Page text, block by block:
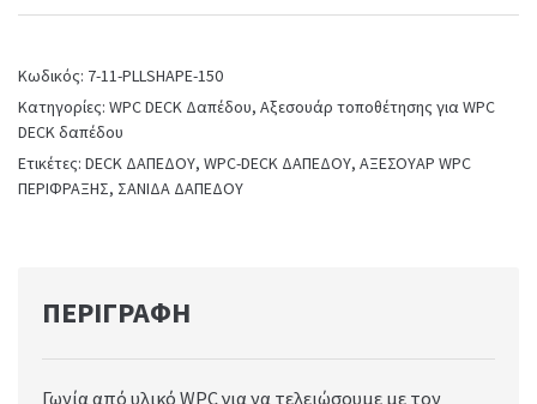
Κωδικός: 7-11-PLLSHAPE-150
Κατηγορίες: WPC DECK Δαπέδου, Αξεσουάρ τοποθέτησης για WPC
DECK δαπέδου
Ετικέτες: DECK ΔΑΠΕΔΟΥ, WPC-DECK ΔΑΠΕΔΟΥ, ΑΞΕΣΟΥΑΡ WPC
ΠΕΡΙΦΡΑΞΗΣ, ΣΑΝΙΔΑ ΔΑΠΕΔΟΥ
ΠΕΡΙΓΡΑΦΉ
Γωνία από υλικό WPC για να τελειώσουμε με τον